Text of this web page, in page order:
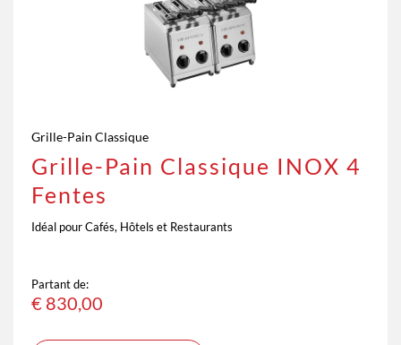
Grille-Pain Classique
Grille-Pain Classique INOX 4
Fentes
Idéal pour Cafés, Hôtels et Restaurants
Partant de:
€ 830,00